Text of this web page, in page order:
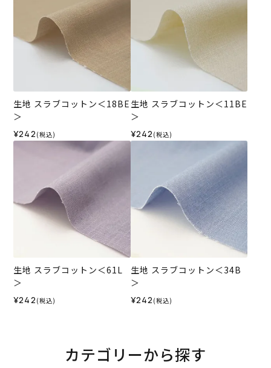
生地 スラブコットン＜18BE
＞
¥242 (税込)
生地 スラブコットン＜11BE
＞
¥242 (税込)
生地 スラブコットン＜61L
＞
¥242 (税込)
生地 スラブコットン＜34B
＞
¥242 (税込)
カテゴリーから探す